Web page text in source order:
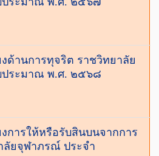
ด้านการทุจริต ราชวิทยาลัย
ประมาณ พ.ศ. ๒๕๖๘
การให้หรือรับสินบนจากการ
ลัยจุฬาภรณ์ ประจำ